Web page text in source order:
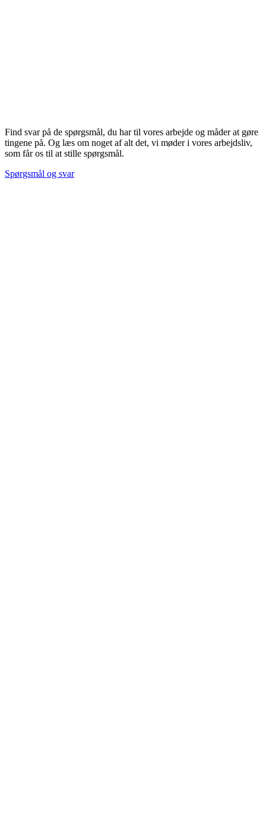
Find svar på de spørgsmål, du har til vores arbejde og måder at gøre
tingene på. Og læs om noget af alt det, vi møder i vores arbejdsliv,
som får os til at stille spørgsmål.
Spørgsmål og svar